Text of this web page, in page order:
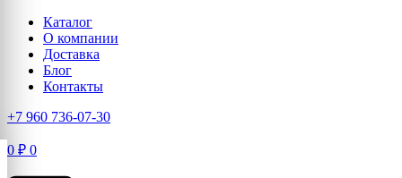
Каталог
О компании
Доставка
Блог
Контакты
+7 960 736-07-30
0 ₽ 0